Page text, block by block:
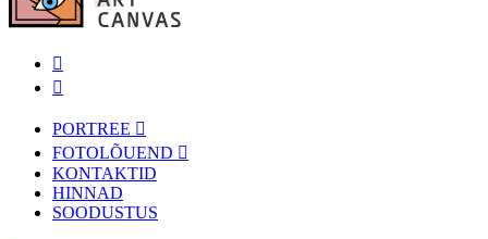
PORTREE
FOTOLÕUEND
KONTAKTID
HINNAD
SOODUSTUS